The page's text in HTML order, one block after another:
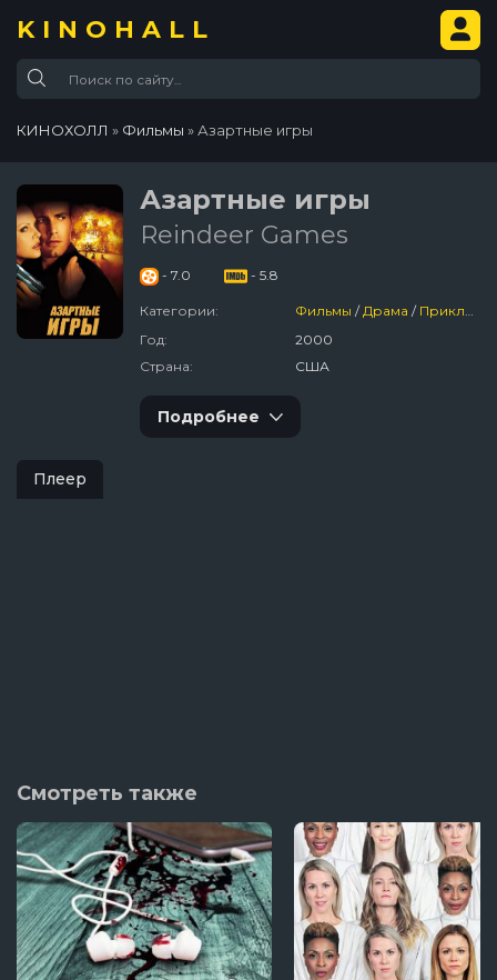
KINOHALL
КИНОХОЛЛ » Фильмы » Азартные игры
Азартные игры
Reindeer Games
- 7.0 - 5.8
Категории: Фильмы /Драма / Приключения
Год:
2000
Страна:
США
Подробнее
Плеер
Смотреть также